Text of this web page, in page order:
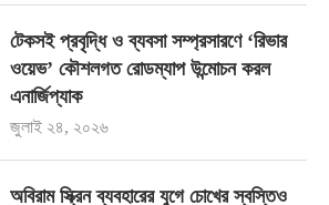
টেকসই প্রবৃদ্ধি ও ব্যবসা সম্প্রসারণে ‘রিভার
ওয়েভ’ কৌশলগত রোডম্যাপ উন্মোচন করল
এনার্জিপ্যাক
জুলাই ২৪, ২০২৬
অবিরাম স্ক্রিন ব্যবহারের যুগে চোখের স্বস্তিও